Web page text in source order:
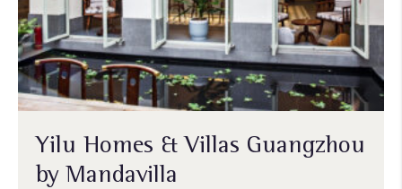
Yilu Homes & Villas Guangzhou
by Mandavilla